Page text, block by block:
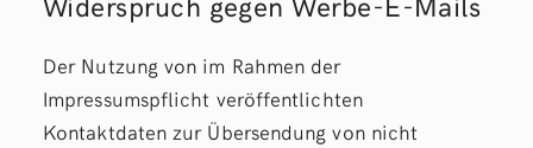
Der Nutzung von im Rahmen der
Impressumspflicht veröffentlichten
Kontaktdaten zur Übersendung von nicht